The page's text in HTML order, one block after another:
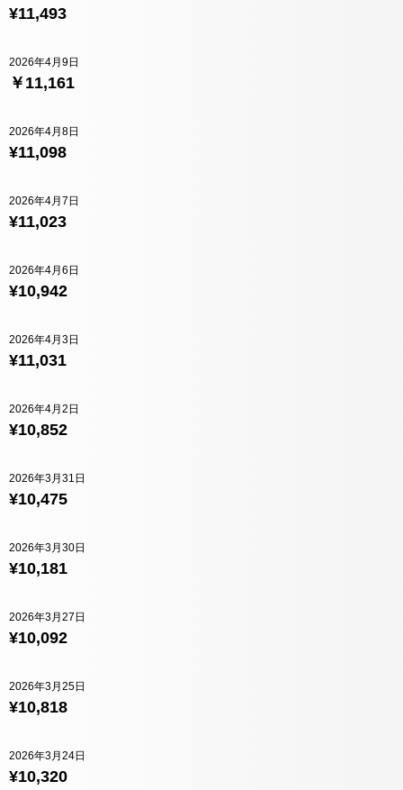
¥11,493
￥11,161
2026年4月9日
¥11,098
2026年4月8日
¥11,023
2026年4月7日
¥10,942
2026年4月6日
¥11,031
2026年4月3日
¥10,852
2026年4月2日
¥10,475
2026年3月31日
¥10,181
2026年3月30日
¥10,092
2026年3月27日
¥10,818
2026年3月25日
¥10,320
2026年3月24日